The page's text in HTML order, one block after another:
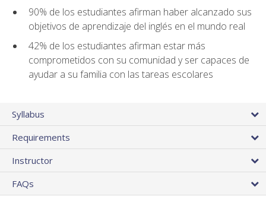
90% de los estudiantes afirman haber alcanzado sus
objetivos de aprendizaje del inglés en el mundo real
42% de los estudiantes afirman estar más
comprometidos con su comunidad y ser capaces de
ayudar a su familia con las tareas escolares
Syllabus
Requirements
Instructor
FAQs